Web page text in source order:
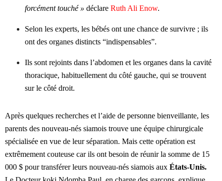
forcément touché » déclare Ruth Ali Enow.
Selon les experts, les bébés ont une chance de survivre ; ils
ont des organes distincts “indispensables”.
Ils sont rejoints dans l’abdomen et les organes dans la cavité
thoracique, habituellement du côté gauche, qui se trouvent
sur le côté droit.
Après quelques recherches et l’aide de personne bienveillante, les
parents des nouveau-nés siamois trouve une équipe chirurgicale
spécialisée en vue de leur séparation. Mais cette opération est
extrêmement couteuse car ils ont besoin de réunir la somme de 15
000 $ pour transférer leurs nouveau-nés siamois aux États-Unis.